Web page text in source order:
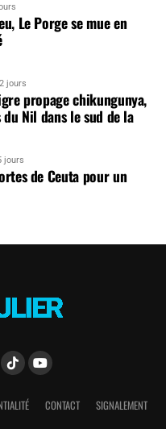
Le Porge se mue en
jours
propage chikungunya,
Nil dans le sud de la
jours
de Ceuta pour un
CONTACT SIGNALEMENT